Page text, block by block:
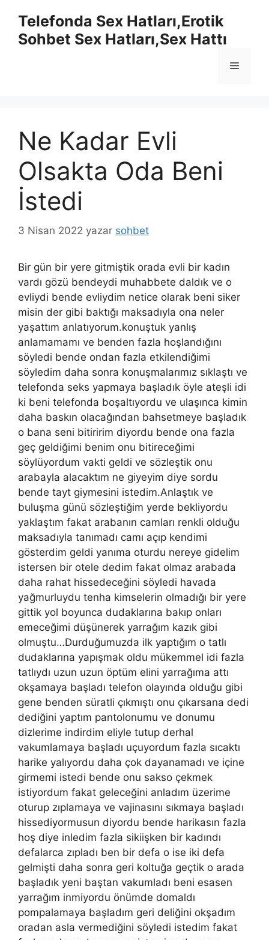
Telefonda Sex Hatları,Erotik
Sohbet Sex Hatları,Sex Hattı
Menü
Ne Kadar Evli
Olsakta Oda Beni
İstedi
3 Nisan 2022 yazar sohbet
Bir gün bir yere gitmiştik orada evli bir kadın
vardı gözü bendeydi muhabbete daldık ve o
evliydi bende evliydim netice olarak beni siker
misin der gibi baktığı maksadıyla ona neler
yaşattım anlatıyorum.konuştuk yanlış
anlamamamı ve benden fazla hoşlandığını
söyledi bende ondan fazla etkilendiğimi
söyledim daha sonra konuşmalarımız sıklaştı ve
telefonda seks yapmaya başladık öyle ateşli idi
ki beni telefonda boşaltıyordu ve ulaşınca kimin
daha baskın olacağından bahsetmeye başladık
o bana seni bitiririm diyordu bende ona fazla
geç geldiğimi benim onu bitireceğimi
söylüyordum vakti geldi ve sözleştik onu
arabayla alacaktım ne giyeyim diye sordu
bende tayt giymesini istedim.Anlaştık ve
buluşma günü sözleştiğim yerde bekliyordu
yaklaştım fakat arabanın camları renkli olduğu
maksadıyla tanımadı camı açıp kendimi
gösterdim geldi yanıma oturdu nereye gidelim
istersen bir otele dedim fakat olmaz arabada
daha rahat hissedeceğini söyledi havada
yağmurluydu tenha kimselerin olmadığı bir yere
gittik yol boyunca dudaklarına bakıp onları
emeceğimi düşünerek yarrağım kazık gibi
olmuştu…Durduğumuzda ilk yaptığım o tatlı
dudaklarına yapışmak oldu mükemmel idi fazla
tatlıydı uzun uzun öptüm elini yarrağıma attı
okşamaya başladı telefon olayında olduğu gibi
gene benden süratli çıkmıştı onu çıkarsana dedi
dediğini yaptım pantolonumu ve donumu
dizlerime indirdim eliyle tutup derhal
vakumlamaya başladı uçuyordum fazla sıcaktı
harike yalıyordu daha çok dayanamadı ve içine
girmemi istedi bende onu sakso çekmek
istiyordum fakat geleceğini anladım üzerime
oturup zıplamaya ve vajinasını sıkmaya başladı
hissediyormusun diyordu bende harikasın fazla
hoş diye inledim fazla sikiişken bir kadındı
defalarca zıpladı ben bir defa o ise iki defa
gelmişti daha sonra geri koltuğa geçtik o arada
başladık yeni baştan vakumladı beni esasen
yarrağım inmiyordu önümde domaldı
pompalamaya başladım geri deliğini okşadım
oradan asla vermediğini söyledi istedim fakat